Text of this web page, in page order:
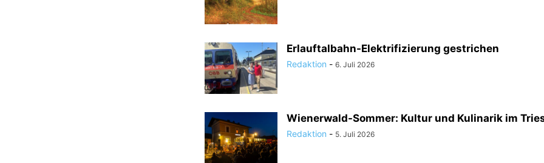
Erlauftalbahn-Elektrifizierung gestrichen
Redaktion - 6. Juli 2026
Wienerwald-Sommer: Kultur und Kulinarik im
Redaktion - 5. Juli 2026